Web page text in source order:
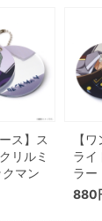
ス】ス
リルミ
マン
【
ライ
ラー
880